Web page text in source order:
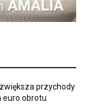
przychody
euro obrotu